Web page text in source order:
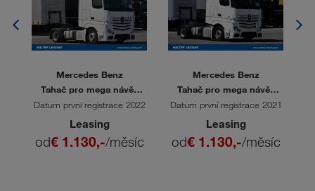
Mercedes Benz
Tahač pro mega návěs
Actro 1851
Datum první registrace 2022
Leasing
od€ 1.130,-/měsíc
Mercedes Benz
Tahač pro mega návěs
Actros 1848 LS
Datum první registrace 2021
Leasing
od€ 1.130,-/měsíc